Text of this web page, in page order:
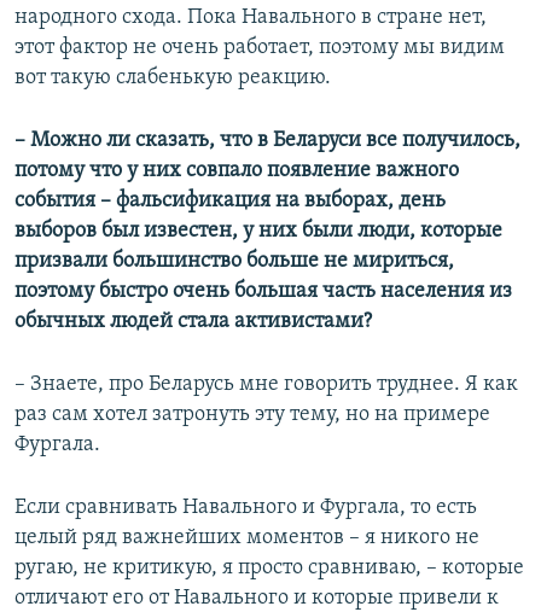
народного схода. Пока Навального в стране нет,
этот фактор не очень работает, поэтому мы видим
вот такую слабенькую реакцию.
– Можно ли сказать, что в Беларуси все получилось,
потому что у них совпало появление важного
события – фальсификация на выборах, день
выборов был известен, у них были люди, которые
призвали большинство больше не мириться,
поэтому быстро очень большая часть населения из
обычных людей стала активистами?
– Знаете, про Беларусь мне говорить труднее. Я как
раз сам хотел затронуть эту тему, но на примере
Фургала.
Если сравнивать Навального и Фургала, то есть
целый ряд важнейших моментов – я никого не
ругаю, не критикую, я просто сравниваю, – которые
отличают его от Навального и которые привели к